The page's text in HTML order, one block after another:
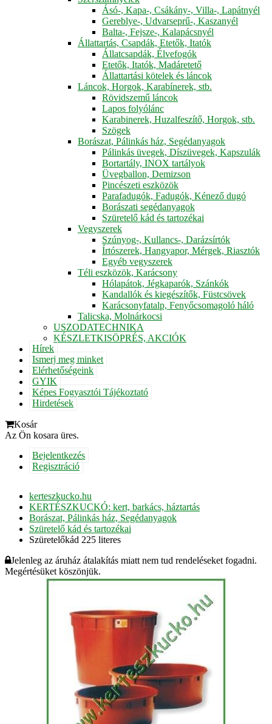
Ásó-, Kapa-, Csákány-, Villa-, Lapátnyél
Gereblye-, Udvarseprű-, Kaszanyél
Balta-, Fejsze-, Kalapácsnyél
Állattartás, Csapdák, Etetők, Itatók
Állatcsapdák, Élvefogók
Etetők, Itatók, Madáretető
Állattartási kötelek és láncok
Láncok, Horgok, Karabínerek, stb.
Rövidszemű láncok
Lapos folyólánc
Karabinerek, Huzalfeszítő, Horgok, stb.
Szögek
Borászat, Pálinkás ház, Segédanyagok
Pálinkás üvegek, Díszüvegek, Kapszulák
Bortartály, INOX tartályok
Üvegballon, Demizson
Pincészeti eszközök
Parafadugók, Fadugók, Kénező dugó
Borászati segédanyagok
Szüretelő kád és tartozékai
Vegyszerek
Szúnyog-, Kullancs-, Darázsírtók
Írtószerek, Hangyapor, Mérgek, Riasztók
Egyéb vegyszerek
Téli eszközök, Karácsony
Hólapátok, Jégkaparók, Szánkók
Kandallók és kiegészítők, Füstcsövek
Karácsonyfatalp, Fenyőcsomagoló háló
Talicska, Molnárkocsi
USZODATECHNIKA
KÉSZLETKISÖPRÉS, AKCIÓK
Hírek
Ismerj meg minket
Elérhetőségeink
GYIK
Képes Fogyasztói Tájékoztató
Hirdetések
Kosár
Az Ön kosara üres.
Bejelentkezés
Regisztráció
kerteszkucko.hu
KERTÉSZKUCKÓ: kert, barkács, háztartás
Borászat, Pálinkás ház, Segédanyagok
Szüretelő kád és tartozékai
Szüretelőkád 225 literes
Jelenleg az áruház átalakítás miatt nem tud rendeléseket fogadni.
Megértésüket köszönjük.